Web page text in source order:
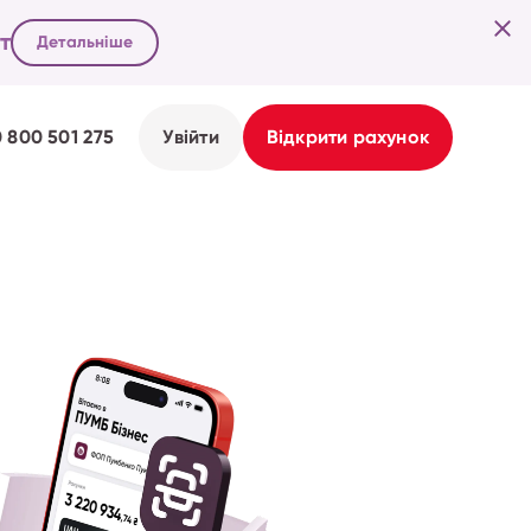
Детальніше
800 501 275 Увійти Відкрити рахунок